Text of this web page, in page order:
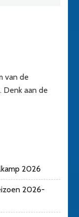
van de
Denk aan de
2026
2026-